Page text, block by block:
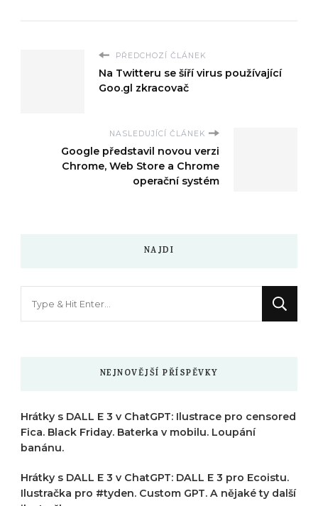
PŘEDCHOZÍ ČLÁNEK
Na Twitteru se šíří virus používající
Goo.gl zkracovač
NASLEDUJÍCÍ ČLÁNEK
Google představil novou verzi
Chrome, Web Store a Chrome
operační systém
NAJDI
NEJNOVĚJŠÍ PŘÍSPĚVKY
Hrátky s DALL E 3 v ChatGPT: Ilustrace pro censored
Fica. Black Friday. Baterka v mobilu. Loupání
banánu.
Hrátky s DALL E 3 v ChatGPT: DALL E 3 pro Ecoistu.
Ilustračka pro #tyden. Custom GPT. A nějaké ty další